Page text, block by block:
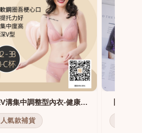
深V溝集中調整型內衣-健康軟鋼圈
人氣款補貨